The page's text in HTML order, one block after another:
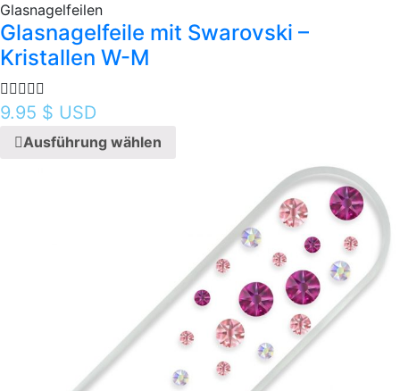
Glasnagelfeilen
Glasnagelfeile mit Swarovski –
Kristallen W-M
9.95 $ USD
Ausführung wählen